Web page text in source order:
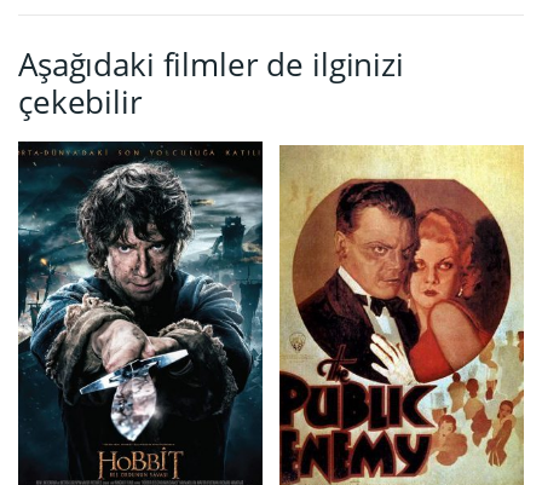
Aşağıdaki filmler de ilginizi
çekebilir